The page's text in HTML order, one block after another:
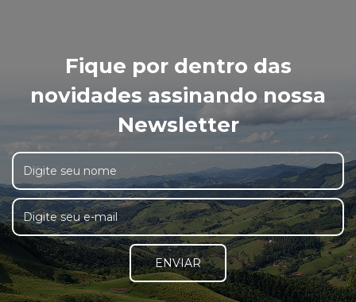
Fique por dentro das
novidades assinando nossa
Newsletter
ENVIAR